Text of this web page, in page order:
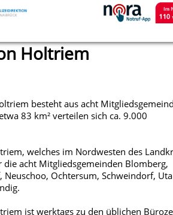
Holtriem
besteht aus acht
83 km² verteilen sich ca. 9.000
welches im Nordwesten des
acht Mitgliedsgemeinden Blomberg,
Neuschoo, Ochtersum, Schweindorf,
ist werktags zu den üblichen